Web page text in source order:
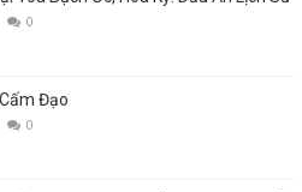
0
Đạo
0